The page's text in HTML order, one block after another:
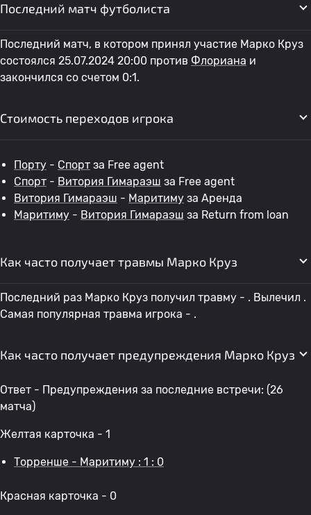
Последний матч футболиста
Последний матч, в котором принял участие Марко Круз
состоялся 25.07.2024 20:00 против Флориана и
закончился со счетом 0:1.
Стоимость переходов игрока
Порту - Спорт за Free agent
Спорт - Витория Гимараэш за Free agent
Витория Гимараэш - Маритиму за Аренда
Маритиму - Витория Гимараэш за Return from loan
Как часто получает травмы Марко Круз
Последний раз Марко Круз получил травму - . Вылечил .
Самая популярная травма игрока - .
Как часто получает предупреждения Марко Круз
Ответ - Предупреждения за последние встречи: (26
матча)
Желтая карточка - 1
Торренше - Маритиму : 1 : 0
Красная карточка - 0